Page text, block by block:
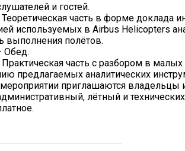
и гостей.
часть в форме доклада
используемых в Airbus Helicopters
выполнения полётов.
Обед.
часть с разбором в
предлагаемых аналитических
приглашаются владельцы
лётный и